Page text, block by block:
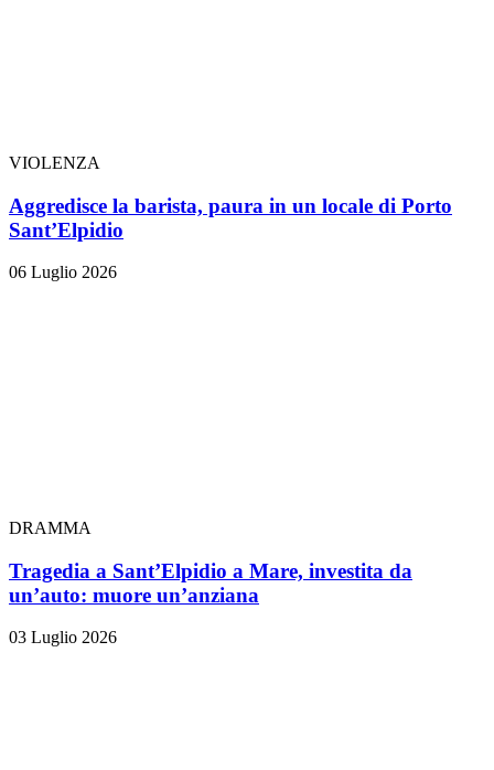
VIOLENZA
Aggredisce la barista, paura in un locale di Porto
Sant’Elpidio
06 Luglio 2026
DRAMMA
Tragedia a Sant’Elpidio a Mare, investita da
un’auto: muore un’anziana
03 Luglio 2026